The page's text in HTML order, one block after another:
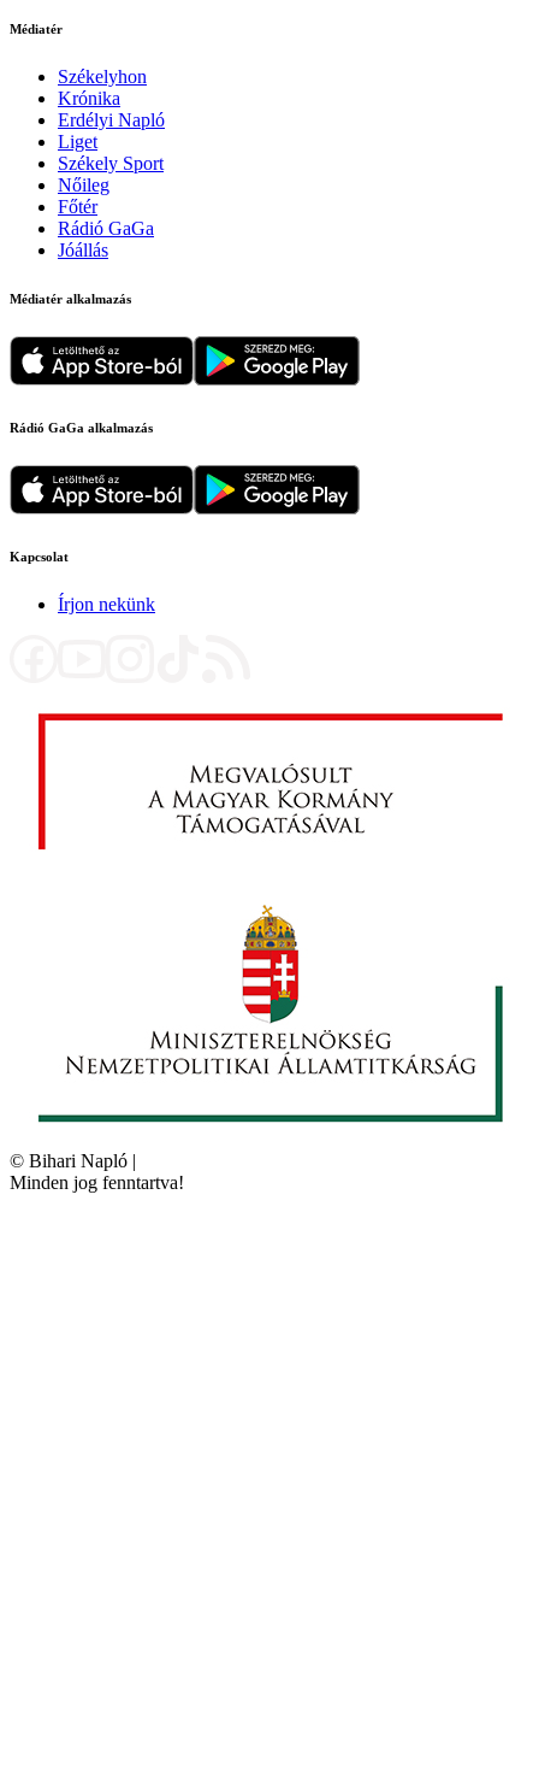
Médiatér
Székelyhon
Krónika
Erdélyi Napló
Liget
Székely Sport
Nőileg
Főtér
Rádió GaGa
Jóállás
Médiatér alkalmazás
Rádió GaGa alkalmazás
Kapcsolat
Írjon nekünk
© Bihari Napló |
Minden jog fenntartva!